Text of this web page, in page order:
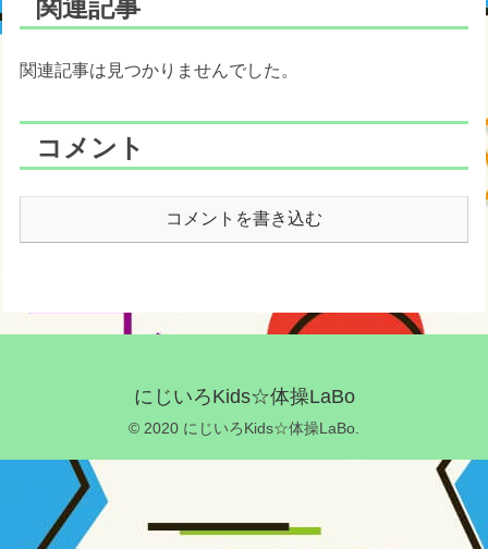
関連記事
関連記事は見つかりませんでした。
コメント
コメントを書き込む
にじいろKids☆体操LaBo
© 2020 にじいろKids☆体操LaBo.